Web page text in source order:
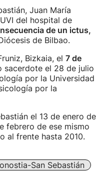
Juan María
del hospital de
de un ictus,
de Bilbao.
Bizkaia, el 7 de
sacerdote el 28 de julio
por la Universidad
por la
el 13 de enero de
febrero de ese mismo
al frente hasta 2010.
San Sebastián